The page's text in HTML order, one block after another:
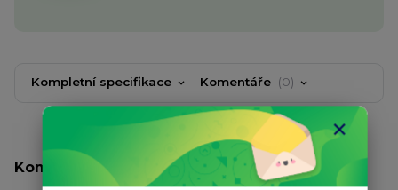
Kompletní specifikace Komentáře 0
Kompletní specifikace